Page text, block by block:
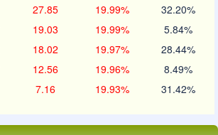
27.85 19.99% 32.20%
19.03 19.99% 5.84%
18.02 19.97% 28.44%
12.56 19.96% 8.49%
7.16 19.93% 31.42%